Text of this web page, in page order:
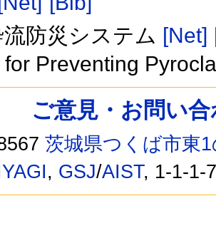
防災システム [Net]
for Preventing
ご意見・お問い
茨城県つくば市東
, GSJ/AIST, 1-1-1-